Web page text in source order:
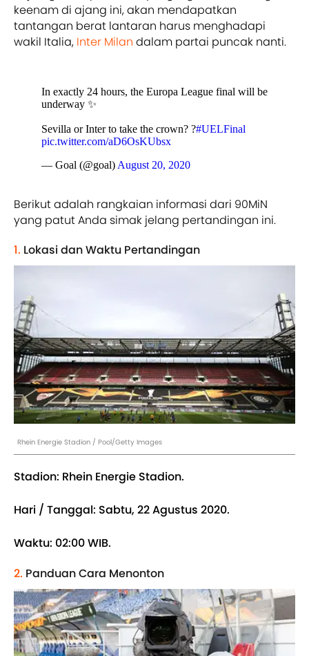
keenam di ajang ini, akan mendapatkan
tantangan berat lantaran harus menghadapi
wakil Italia, Inter Milan dalam partai puncak nanti.
In exactly 24 hours, the Europa League final will be
underway ✨
Sevilla or Inter to take the crown? ?#UELFinal
pic.twitter.com/aD6OsKUbsx
— Goal (@goal) August 20, 2020
Berikut adalah rangkaian informasi dari 90MiN
yang patut Anda simak jelang pertandingan ini.
1. Lokasi dan Waktu Pertandingan
Rhein Energie Stadion / Pool/Getty Images
Stadion: Rhein Energie Stadion.
Hari / Tanggal: Sabtu, 22 Agustus 2020.
Waktu: 02:00 WIB.
2. Panduan Cara Menonton